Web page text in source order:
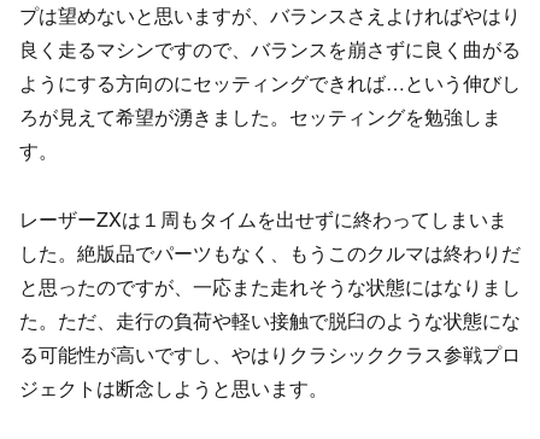
プは望めないと思いますが、バランスさえよければやはり
良く走るマシンですので、バランスを崩さずに良く曲がる
ようにする方向のにセッティングできれば…という伸びし
ろが見えて希望が湧きました。セッティングを勉強しま
す。
レーザーZXは１周もタイムを出せずに終わってしまいま
した。絶版品でパーツもなく、もうこのクルマは終わりだ
と思ったのですが、一応また走れそうな状態にはなりまし
た。ただ、走行の負荷や軽い接触で脱臼のような状態にな
る可能性が高いですし、やはりクラシッククラス参戦プロ
ジェクトは断念しようと思います。